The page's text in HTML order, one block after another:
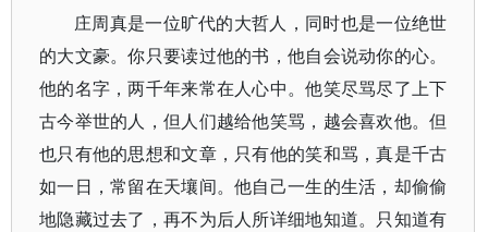
庄周真是一位旷代的大哲人，同时也是一位绝世
的大文豪。你只要读过他的书，他自会说动你的心。
他的名字，两千年来常在人心中。他笑尽骂尽了上下
古今举世的人，但人们越给他笑骂，越会喜欢他。但
也只有他的思想和文章，只有他的笑和骂，真是千古
如一日，常留在天壤间。他自己一生的生活，却偷偷
地隐藏过去了，再不为后人所详细地知道。只知道有